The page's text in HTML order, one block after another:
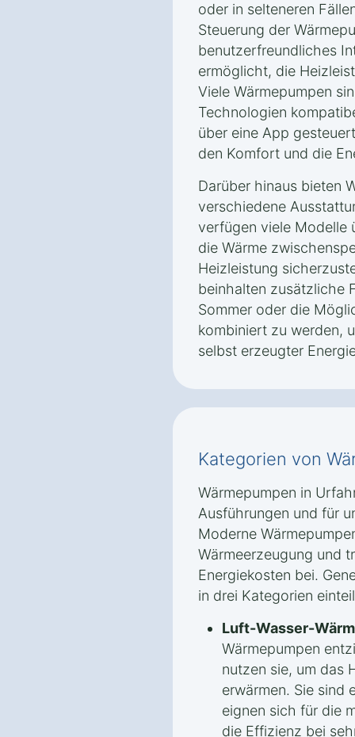
oder in selteneren
Steuerung der
benutzerfreundliches
ermöglicht, die
Viele Wärmepumpen
Technologien
über eine App
den Komfort und die
Darüber hinaus bieten
verschiedene
verfügen viele Modelle
die Wärme
Heizleistung
beinhalten zusätzliche
Sommer oder die
kombiniert zu werden,
selbst erzeugter
Kategorien von
Wärmepumpen in
Ausführungen und für
Moderne
Wärmeerzeugung und
Energiekosten bei.
in drei Kategorien
Luft-Wasser-
Wärmepumpen
nutzen sie, um das
erwärmen. Sie sind
eignen sich für die
die Effizienz bei